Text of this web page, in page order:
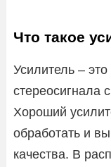
Что такое
Усилитель –
стереосигнала
Хороший
обработать и
качества. В